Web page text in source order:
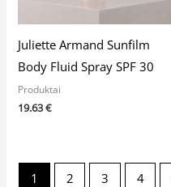
Juliette Armand Sunfilm
Body Fluid Spray SPF 30
Produktai
19.63€
1 2 3 4